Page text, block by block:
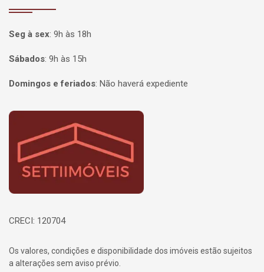
Seg à sex: 9h às 18h
Sábados: 9h às 15h
Domingos e feriados: Não haverá expediente
Página inicial
CRECI: 120704
Os valores, condições e disponibilidade dos imóveis estão sujeitos
a alterações sem aviso prévio.